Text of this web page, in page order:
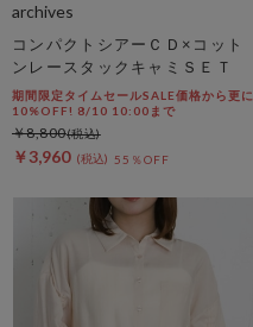
archives
コンパクトシアーＣＤ×コット
ンレースタックキャミＳＥＴ
期間限定タイムセールSALE価格から更に
10%OFF! 8/10 10:00まで
￥8,800
￥3,960 55％OFF